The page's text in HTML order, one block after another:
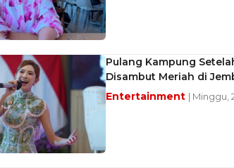
Pulang Kampung
Disambut Meriah di
Entertainment | Minggu,